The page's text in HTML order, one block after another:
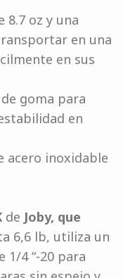
8.7 oz y una
en una
en sus
goma para
en
acero inoxidable
de Joby, que
6,6 lb, utiliza un
4 “-20 para